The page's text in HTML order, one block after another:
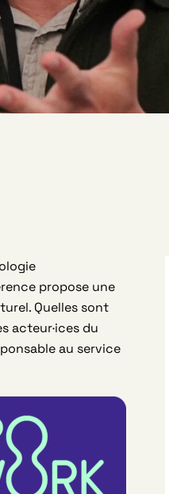
propose une
Quelles sont
acteur·ices du
au service